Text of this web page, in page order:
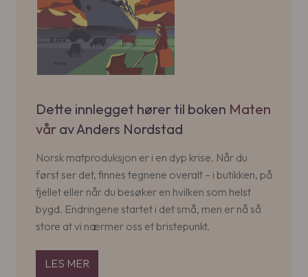
Dette innlegget hører til boken Maten
vår av Anders Nordstad
Norsk matproduksjon er i en dyp krise. Når du
først ser det, finnes tegnene overalt – i butikken, på
fjellet eller når du besøker en hvilken som helst
bygd. Endringene startet i det små, men er nå så
store at vi nærmer oss et bristepunkt.
LES MER